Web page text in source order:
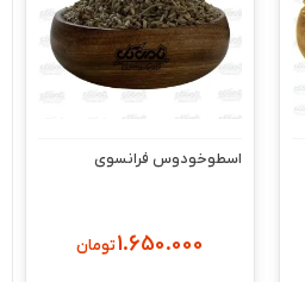
اسطوخودوس فرانسوی
1.650.000تومان